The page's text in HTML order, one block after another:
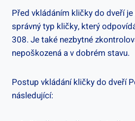
Před vkládáním kličky do dveří
správný typ kličky, který
308. Je také nezbytné
nepoškozená a v dobrém stavu.
Postup vkládání kličky ⁤do dveří
následující: